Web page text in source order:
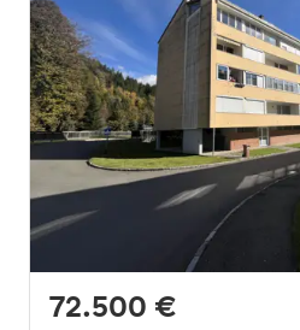
72.500 €